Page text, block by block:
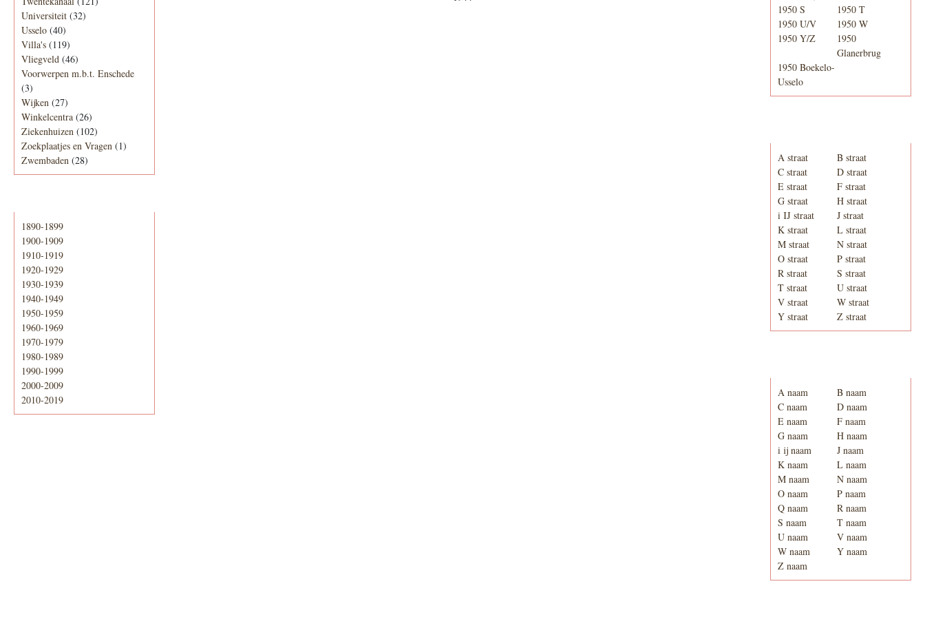
Universiteit (32)
Usselo (40)
Villa's (119)
Vliegveld (46)
Voorwerpen m.b.t. Enschede
(3)
Wijken (27)
Winkelcentra (26)
Ziekenhuizen (102)
Zoekplaatjes en Vragen (1)
Zwembaden (28)
1890-1899
1900-1909
1910-1919
1920-1929
1930-1939
1940-1949
1950-1959
1960-1969
1970-1979
1980-1989
1990-1999
2000-2009
2010-2019
1950 S
1950 T
1950 U/V
1950 W
1950 Y/Z
1950
Glanerbrug
1950 Boekelo-
Usselo
A straat
B straat
C straat
D straat
E straat
F straat
G straat
H straat
i IJ straat
J straat
K straat
L straat
M straat
N straat
O straat
P straat
R straat
S straat
T straat
U straat
V straat
W straat
Y straat
Z straat
A naam
B naam
C naam
D naam
E naam
F naam
G naam
H naam
i ij naam
J naam
K naam
L naam
M naam
N naam
O naam
P naam
Q naam
R naam
S naam
T naam
U naam
V naam
W naam
Y naam
Z naam